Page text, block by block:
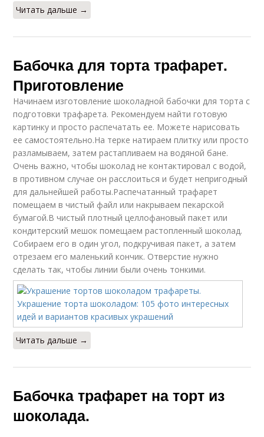
Читать дальше →
Бабочка для торта трафарет.
Приготовление
Начинаем изготовление шоколадной бабочки для торта с
подготовки трафарета. Рекомендуем найти готовую
картинку и просто распечатать ее. Можете нарисовать
ее самостоятельно.На терке натираем плитку или просто
разламываем, затем растапливаем на водяной бане.
Очень важно, чтобы шоколад не контактировал с водой,
в противном случае он расслоиться и будет непригодный
для дальнейшей работы.Распечатанный трафарет
помещаем в чистый файл или накрываем пекарской
бумагой.В чистый плотный целлофановый пакет или
кондитерский мешок помещаем растопленный шоколад.
Собираем его в один угол, подкручивая пакет, а затем
отрезаем его маленький кончик. Отверстие нужно
сделать так, чтобы линии были очень тонкими.
Читать дальше →
Бабочка трафарет на торт из
шоколада.